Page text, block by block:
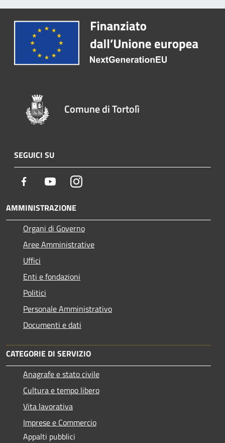
Comune di Tortolì
SEGUICI SU
Facebook YoutubeInstagram
AMMINISTRAZIONE
Organi di Governo
Aree Amministrative
Uffici
Enti e fondazioni
Politici
Personale Amministrativo
Documenti e dati
CATEGORIE DI SERVIZIO
Anagrafe e stato civile
Cultura e tempo libero
Vita lavorativa
Imprese e Commercio
Appalti pubblici